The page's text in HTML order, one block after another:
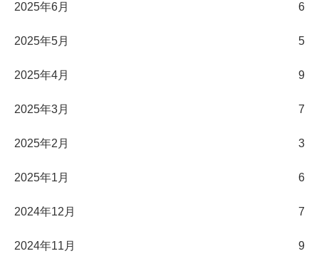
2025年6月 6
2025年5月 5
2025年4月 9
2025年3月 7
2025年2月 3
2025年1月 6
2024年12月 7
2024年11月 9